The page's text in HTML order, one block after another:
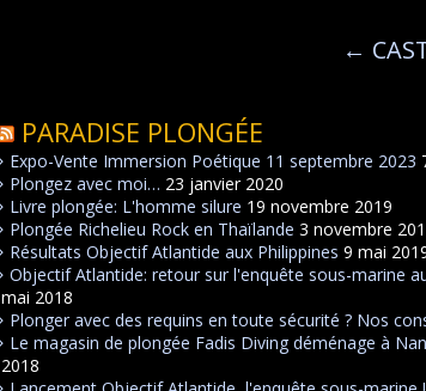
←
PARADISE PLONGÉE
Expo-Vente Immersion Poétique 11 septembre 2023
Plongez avec moi… 23 janvier 2020
Livre plongée: L'homme silure 19 novembre 2019
Plongée Richelieu Rock en Thaïlande 3 novembre
Résultats Objectif Atlantide aux Philippines 9 mai
Objectif Atlantide: retour sur l'enquête sous-marine
mai 2018
Plonger avec des requins en toute sécurité ? Nos
Le magasin de plongée Fadis Diving déménage à
2018